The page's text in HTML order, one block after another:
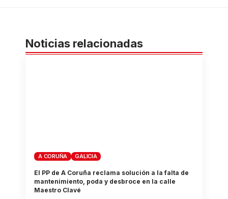
Noticias relacionadas
A CORUÑA GALICIA
El PP de A Coruña reclama solución a la falta de
mantenimiento, poda y desbroce en la calle
Maestro Clavé